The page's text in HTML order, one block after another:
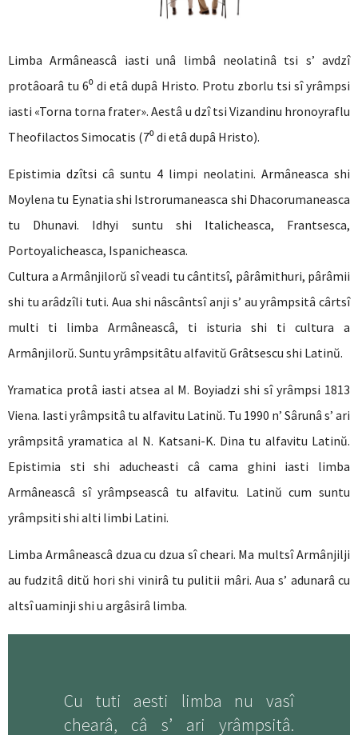
Limba Armâneascâ iasti unâ limbâ neolatinâ tsi s’ avdzî
protâoarâ tu 6⁰ di etâ dupâ Hristo. Protu zborlu tsi sî yrâmpsi
iasti «Torna torna frater». Aestâ u dzî tsi Vizandinu hronoyraflu
Theofilactos Simocatis (7⁰ di etâ dupâ Hristo).
Epistimia dzîtsi câ suntu 4 limpi neolatini. Armâneasca shi
Moylena tu Eynatia shi Istrorumaneasca shi Dhacorumaneasca
tu Dhunavi. Idhyi suntu shi Italicheasca, Frantsesca,
Portoyalicheasca, Ispanicheasca.
Cultura a Armânjilorŭ sî veadi tu cântitsî, pârâmithuri, pârâmii
shi tu arâdzîli tuti. Aua shi nâscântsî anji s’ au yrâmpsitâ cârtsî
multi ti limba Armâneascâ, ti isturia shi ti cultura a
Armânjilorŭ. Suntu yrâmpsitâtu alfavitŭ Grâtsescu shi Latinŭ.
Yramatica protâ iasti atsea al M. Boyiadzi shi sî yrâmpsi 1813
Viena. Iasti yrâmpsitâ tu alfavitu Latinŭ. Tu 1990 n’ Sârunâ s’ ari
yrâmpsitâ yramatica al N. Katsani-K. Dina tu alfavitu Latinŭ.
Epistimia sti shi aducheasti câ cama ghini iasti limba
Armâneascâ sî yrâmpseascâ tu alfavitu. Latinŭ cum suntu
yrâmpsiti shi alti limbi Latini.
Limba Armâneascâ dzua cu dzua sî cheari. Ma multsî Armânjilji
au fudzitâ ditŭ hori shi vinirâ tu pulitii mâri. Aua s’ adunarâ cu
altsî uaminji shi u argâsirâ limba.
Cu tuti aesti limba nu vasî
chearâ, câ s’ ari yrâmpsitâ.